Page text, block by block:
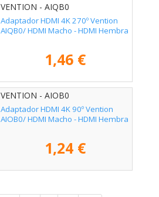
VENTION - AIQB0
Adaptador HDMI 4K 270º Vention
AIQB0/ HDMI Macho - HDMI Hembra
1,46 €
VENTION - AIOB0
Adaptador HDMI 4K 90º Vention
AIOB0/ HDMI Macho - HDMI Hembra
1,24 €